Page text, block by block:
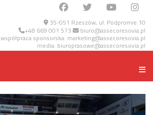
35-051 Rzeszów, ul. Podpromie 10
+48 669 001 573 biuro@assecoresovia.pl
współpraca sponsorska: marketing@assecoresovia.pl
media: biuroprasowe@assecoresovia.pl